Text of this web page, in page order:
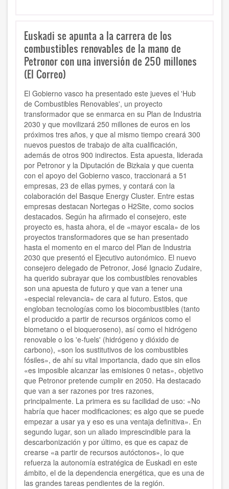
Euskadi se apunta a la carrera de los
combustibles renovables de la mano de
Petronor con una inversión de 250 millones
(El Correo)
El Gobierno vasco ha presentado este jueves el 'Hub
de Combustibles Renovables', un proyecto
transformador que se enmarca en su Plan de Industria
2030 y que movilizará 250 millones de euros en los
próximos tres años, y que al mismo tiempo creará 300
nuevos puestos de trabajo de alta cualificación,
además de otros 900 indirectos. Esta apuesta, liderada
por Petronor y la Diputación de Bizkaia y que cuenta
con el apoyo del Gobierno vasco, traccionará a 51
empresas, 23 de ellas pymes, y contará con la
colaboración del Basque Energy Cluster. Entre estas
empresas destacan Nortegas o H2Site, como socios
destacados. Según ha afirmado el consejero, este
proyecto es, hasta ahora, el de «mayor escala» de los
proyectos transformadores que se han presentado
hasta el momento en el marco del Plan de Industria
2030 que presentó el Ejecutivo autonómico. El nuevo
consejero delegado de Petronor, José Ignacio Zudaire,
ha querido subrayar que los combustibles renovables
son una apuesta de futuro y que van a tener una
«especial relevancia» de cara al futuro. Estos, que
engloban tecnologías como los biocombustibles (tanto
el producido a partir de recursos orgánicos como el
biometano o el bioqueroseno), así como el hidrógeno
renovable o los 'e-fuels' (hidrógeno y dióxido de
carbono), «son los sustitutivos de los combustibles
fósiles», de ahí su vital importancia, dado que sin ellos
«es imposible alcanzar las emisiones 0 netas», objetivo
que Petronor pretende cumplir en 2050. Ha destacado
que van a ser razones por tres razones,
principalmente. La primera es su facilidad de uso: «No
habría que hacer modificaciones; es algo que se puede
empezar a usar ya y eso es una ventaja definitiva». En
segundo lugar, son un aliado imprescindible para la
descarbonización y por último, es que es capaz de
crearse «a partir de recursos autóctonos», lo que
refuerza la autonomía estratégica de Euskadi en este
ámbito, el de la dependencia energética, que es una de
las grandes tareas pendientes de la región.